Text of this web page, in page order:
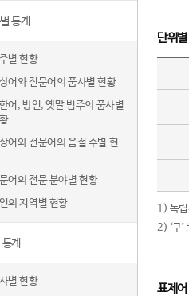
통계
별 현황
어와 전문어의 품사별 현황
어, 방언, 옛말 범주의 품사별
어와 전문어의 음절 수별 현
어의 전문 분야별 현황
의 지역별 현황
계
별 현황
단위
1) 독립
2) ‘구
표제